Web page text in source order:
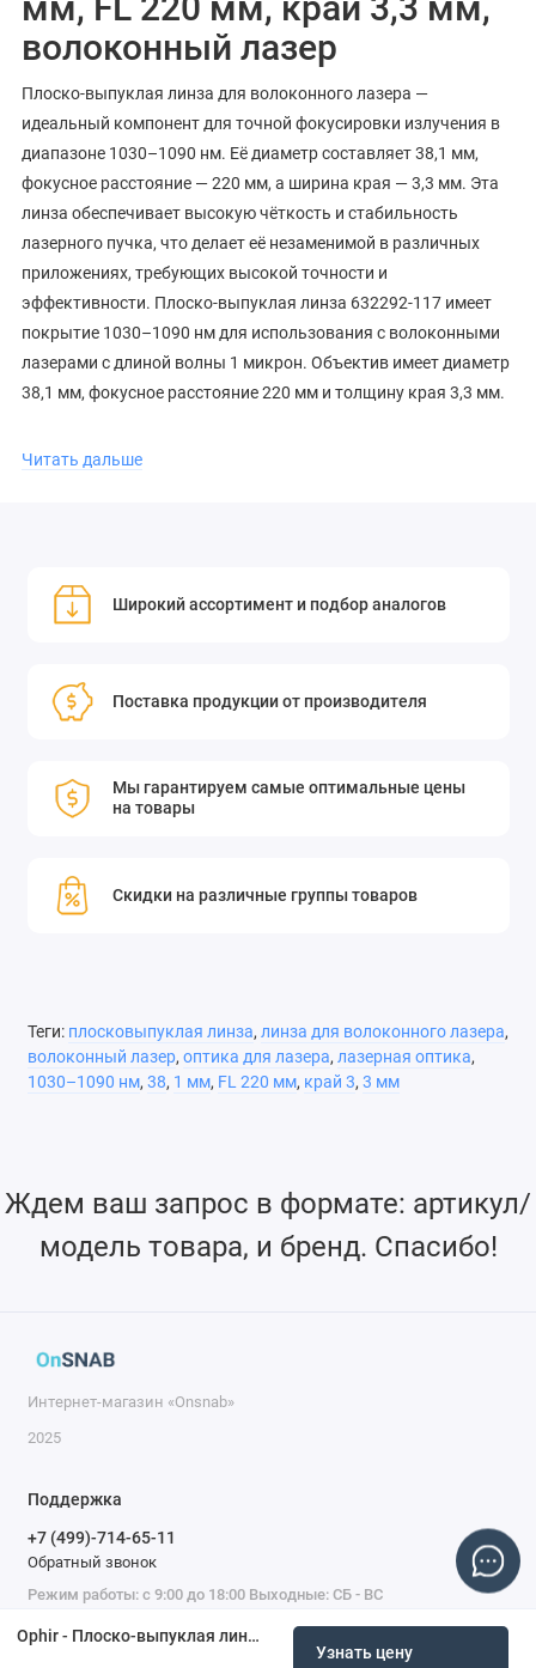
Ophir - Плоско-выпуклая линза, 1030–1090 нм, 38,1 мм, FL 220 мм, край 3,3 мм, волоконный лазер
Узнать цену
волоконный лазер
Плоско-выпуклая линза для волоконного лазера —
идеальный компонент для точной фокусировки излучения в
диапазоне 1030–1090 нм. Её диаметр составляет 38,1 мм,
фокусное расстояние — 220 мм, а ширина края — 3,3 мм. Эта
линза обеспечивает высокую чёткость и стабильность
лазерного пучка, что делает её незаменимой в различных
приложениях, требующих высокой точности и
эффективности. Плоско-выпуклая линза 632292-117 имеет
покрытие 1030–1090 нм для использования с волоконными
лазерами с длиной волны 1 микрон. Объектив имеет диаметр
38,1 мм, фокусное расстояние 220 мм и толщину края 3,3 мм.
Читать дальше
Широкий ассортимент и подбор аналогов
Поставка продукции от производителя
Мы гарантируем самые оптимальные цены
на товары
Скидки на различные группы товаров
Теги: плосковыпуклая линза, линза для волоконного лазера,
волоконный лазер, оптика для лазера, лазерная оптика,
1030–1090 нм, 38, 1 мм, FL 220 мм, край 3, 3 мм
Ждем ваш запрос в формате: артикул/
модель товара, и бренд. Спасибо!
Интернет-магазин «Onsnab»
2025
Поддержка
+7 (499)-714-65-11
Обратный звонок
Режим работы: с 9:00 до 18:00 Выходные: СБ - ВС